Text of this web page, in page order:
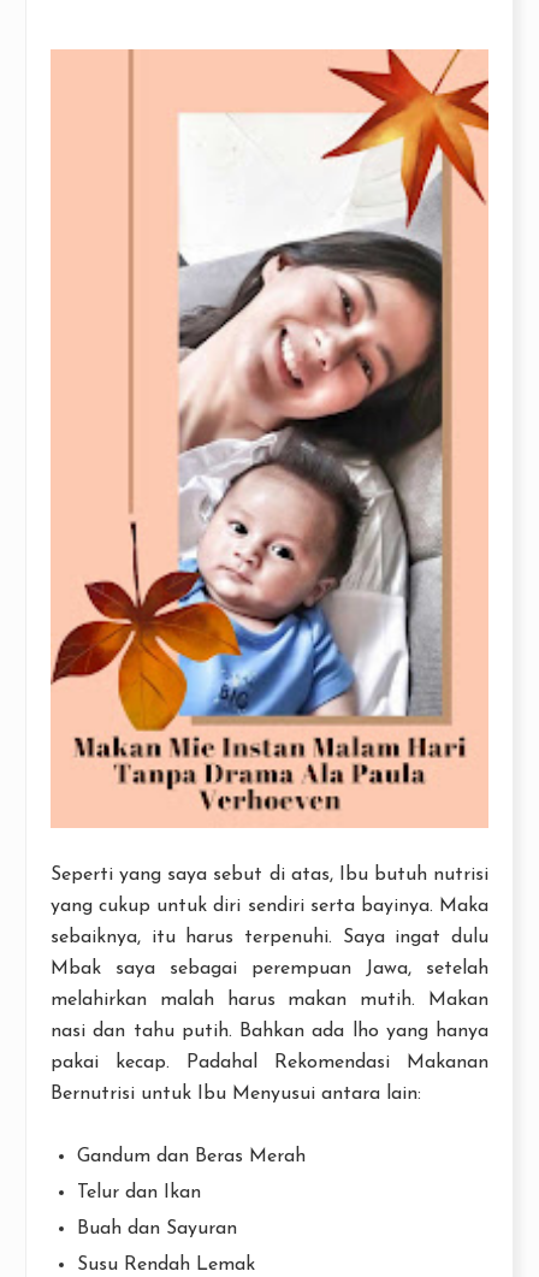
Seperti yang saya sebut di atas, Ibu butuh nutrisi
yang cukup untuk diri sendiri serta bayinya. Maka
sebaiknya, itu harus terpenuhi. Saya ingat dulu
Mbak saya sebagai perempuan Jawa, setelah
melahirkan malah harus makan mutih. Makan
nasi dan tahu putih. Bahkan ada lho yang hanya
pakai kecap. Padahal Rekomendasi Makanan
Bernutrisi untuk Ibu Menyusui antara lain:
Gandum dan Beras Merah
Telur dan Ikan
Buah dan Sayuran
Susu Rendah Lemak